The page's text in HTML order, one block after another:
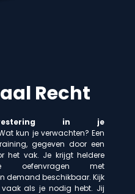
Recht
in je
kun je verwachten? Een
gegeven door een
het vak. Je krijgt heldere
oefenvragen met
demand beschikbaar. Kijk
als je nodig hebt. Jij